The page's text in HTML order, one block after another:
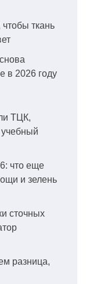
ткань
в 2026 году
ТЦК,
учебный
что еще
и зелень
сточных
разница,